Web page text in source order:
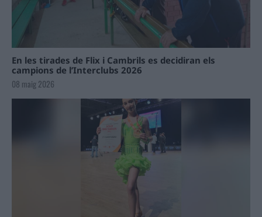
En les tirades de Flix i Cambrils es decidiran els
campions de l’Interclubs 2026
08 maig 2026